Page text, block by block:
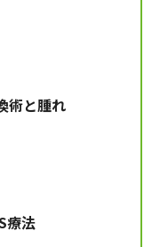
術と腫れ
療法